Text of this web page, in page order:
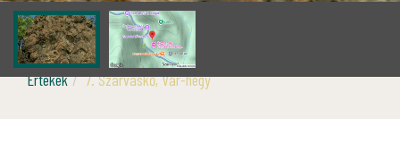
Értékek 7. Szarvaskő, Vár-hegy